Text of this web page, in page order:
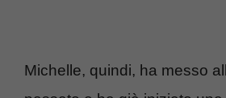
Michelle, quindi, ha messo